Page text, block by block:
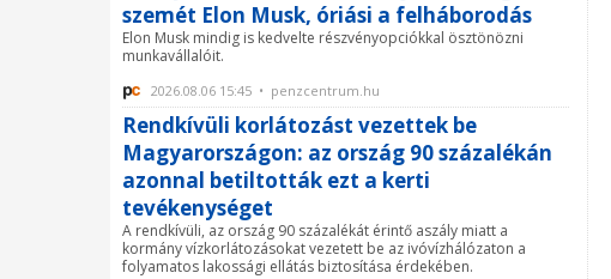
szemét Elon Musk, óriási a felháborodás
Elon Musk mindig is kedvelte részvényopciókkal ösztönözni
munkavállalóit.
2026.08.06 15:45 • penzcentrum.hu
Rendkívüli korlátozást vezettek be
Magyarországon: az ország 90 százalékán
azonnal betiltották ezt a kerti
tevékenységet
A rendkívüli, az ország 90 százalékát érintő aszály miatt a
kormány vízkorlátozásokat vezetett be az ivóvízhálózaton a
folyamatos lakossági ellátás biztosítása érdekében.